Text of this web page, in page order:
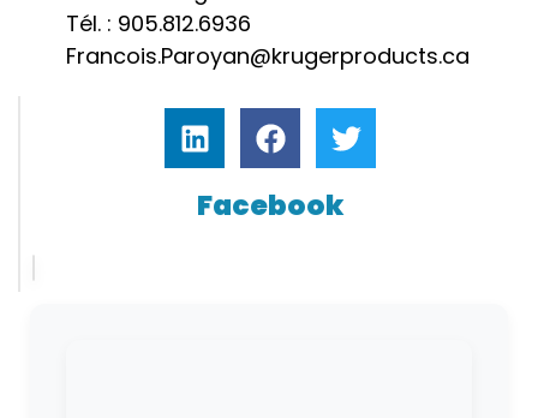
Tél. : 905.812.6936
Francois.Paroyan@krugerproducts.ca
Facebook